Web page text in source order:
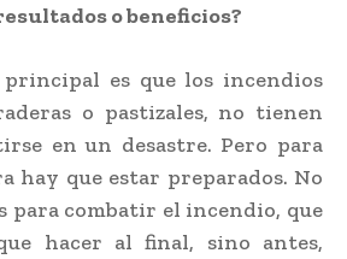
o beneficios?
es que los incendios
o pastizales, no tienen
en un desastre. Pero para
hay que estar preparados. No
para combatir el incendio, que
hacer al final, sino antes,